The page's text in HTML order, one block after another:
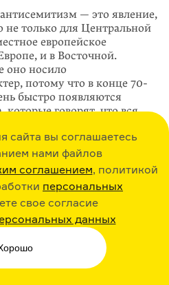
сайта вы соглашаетесь
нами файлов
соглашением, политикой
персональных
свое согласие
данных
— это явление,
не только для Центральной
европейское
и в Восточной.
оно носило
потому что в конце 70-
быстро появляются
говорят, что вся
двумя расами —
немцы)
евреи). Более
расами невозможен из-за
как бы утоплена в крови.
Европе, еврей
христианином,
конца XIX века, с точки
куда страшнее, чем
он делал блестящую карьеру